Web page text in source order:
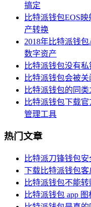
搞定
比特派钱包EOS
产转换
2018年比特派钱
数字资产
比特派钱包没有
比特派钱包会被
比特派钱包的同
比特派钱包下载
管理工具
热门文章
比特派刀锋钱包
下载比特派钱包
比特派钱包不能
比特派钱包 app